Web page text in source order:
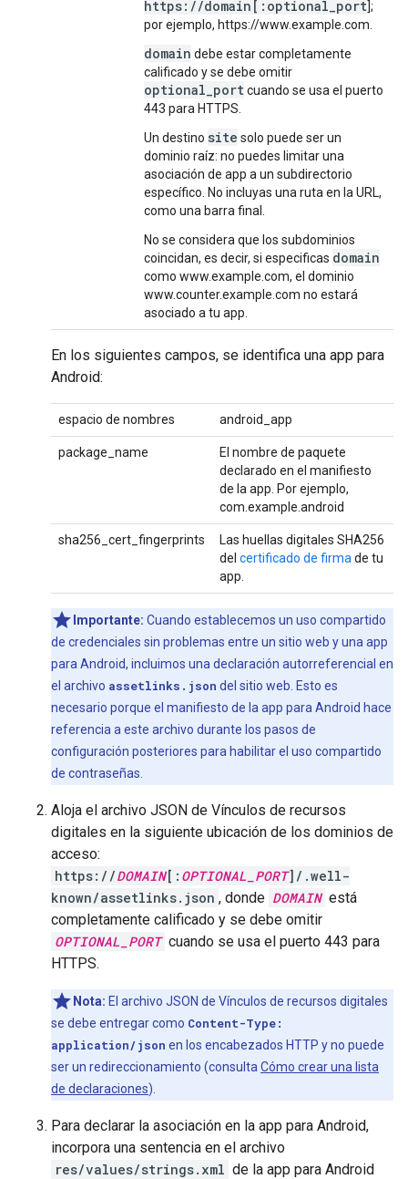
https://domain[:optional_port];
por ejemplo, https://www.example.com.
domain debe estar completamente
calificado y se debe omitir
optional_portcuando se usa el puerto
443 para HTTPS.
Un destino site solo puede ser un
dominio raíz: no puedes limitar una
asociación de app a un subdirectorio
específico. No incluyas una ruta en la URL,
como una barra final.
No se considera que los subdominios
coincidan, es decir, si especificas domain
como www.example.com, el dominio
www.counter.example.com no estará
asociado a tu app.
En los siguientes campos, se identifica una app para
Android:
espacio de nombres android_app
package_name
El nombre de paquete
declarado en el manifiesto
de la app. Por ejemplo,
com.example.android
sha256_cert_fingerprints
Las huellas digitales SHA256
del certificado de firma de tu
app.
Importante: Cuando establecemos un uso compartido
de credenciales sin problemas entre un sitio web y una app
para Android, incluimos una declaración autorreferencial en
el archivo assetlinks.json del sitio web. Esto es
necesario porque el manifiesto de la app para Android hace
referencia a este archivo durante los pasos de
configuración posteriores para habilitar el uso compartido
de contraseñas.
Aloja el archivo JSON de Vínculos de recursos
digitales en la siguiente ubicación de los dominios de
acceso:
https://DOMAIN[: OPTIONAL_PORT]/.well-
known/assetlinks.json , donde DOMAIN está
completamente calificado y se debe omitir
OPTIONAL_PORT cuando se usa el puerto 443 para
HTTPS.
Nota: El archivo JSON de Vínculos de recursos digitales
se debe entregar como Content-Type:
application/json en los encabezados HTTP y no puede
ser un redireccionamiento (consulta Cómo crear una lista
de declaraciones).
Para declarar la asociación en la app para Android,
incorpora una sentencia en el archivo
res/values/strings.xml de la app para Android